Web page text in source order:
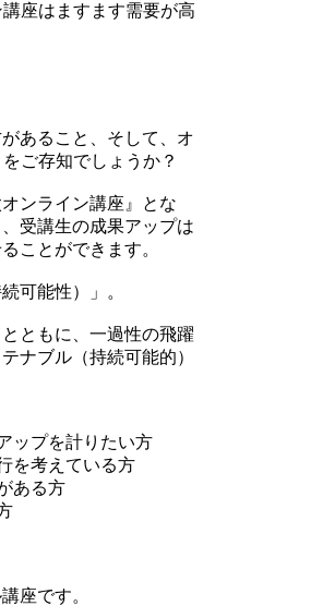
座はますます需要が高
あること、そして、オ
ご存知でしょうか？
ンライン講座』とな
受講生の成果アップは
ことができます。
可能性）」。
ともに、一過性の飛躍
ナブル（持続可能的）
ップを計りたい方
を考えている方
ある方
座です。